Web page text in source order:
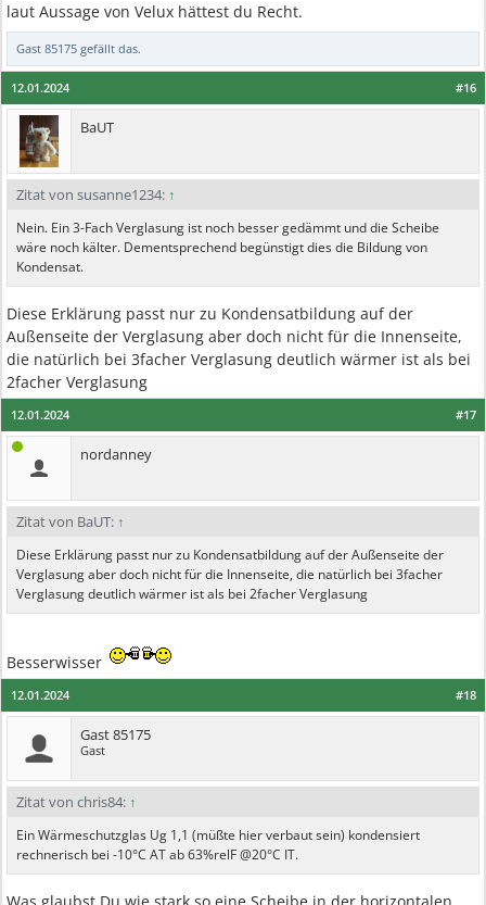
laut Aussage von Velux hättest du Recht.
Gast 85175 gefällt das.
#16
12.01.2024
BaUT
Zitat von susanne1234: ↑
Nein. Ein 3-Fach Verglasung ist noch besser gedämmt und die Scheibe
wäre noch kälter. Dementsprechend begünstigt dies die Bildung von
Kondensat.
Diese Erklärung passt nur zu Kondensatbildung auf der
Außenseite der Verglasung aber doch nicht für die Innenseite,
die natürlich bei 3facher Verglasung deutlich wärmer ist als bei
2facher Verglasung
#17
12.01.2024
nordanney
Zitat von BaUT: ↑
Diese Erklärung passt nur zu Kondensatbildung auf der Außenseite der
Verglasung aber doch nicht für die Innenseite, die natürlich bei 3facher
Verglasung deutlich wärmer ist als bei 2facher Verglasung
Besserwisser
#18
12.01.2024
Gast 85175
Gast
Zitat von chris84: ↑
Ein Wärmeschutzglas Ug 1,1 (müßte hier verbaut sein) kondensiert
rechnerisch bei -10°C AT ab 63%relF @20°C IT.